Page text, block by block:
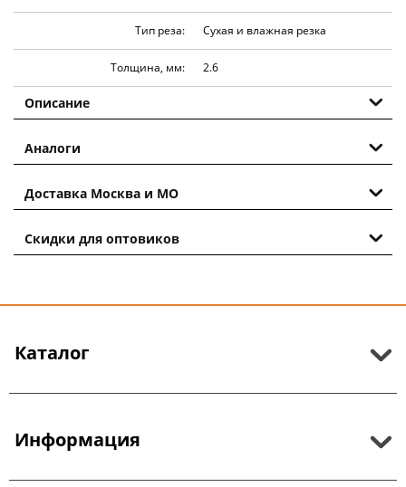
Тип реза: Сухая и влажная резка
Толщина, мм: 2.6
Описание
Аналоги
Доставка Москва и МО
Скидки для оптовиков
Каталог
Информация